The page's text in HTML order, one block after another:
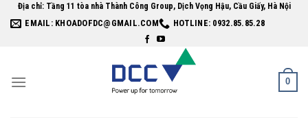
Địa chỉ: Tầng 11 tòa nhà Thành Công Group, Dịch Vọng Hậu, Cầu Giấy, Hà Nội
EMAIL: KHOADOFDC@GMAIL.COM HOTLINE: 0932.85.85.28
0